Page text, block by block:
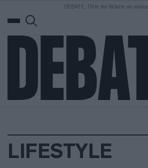
DEBATE: Πότε θα θέλατε να γίνουν
LIFESTYLE